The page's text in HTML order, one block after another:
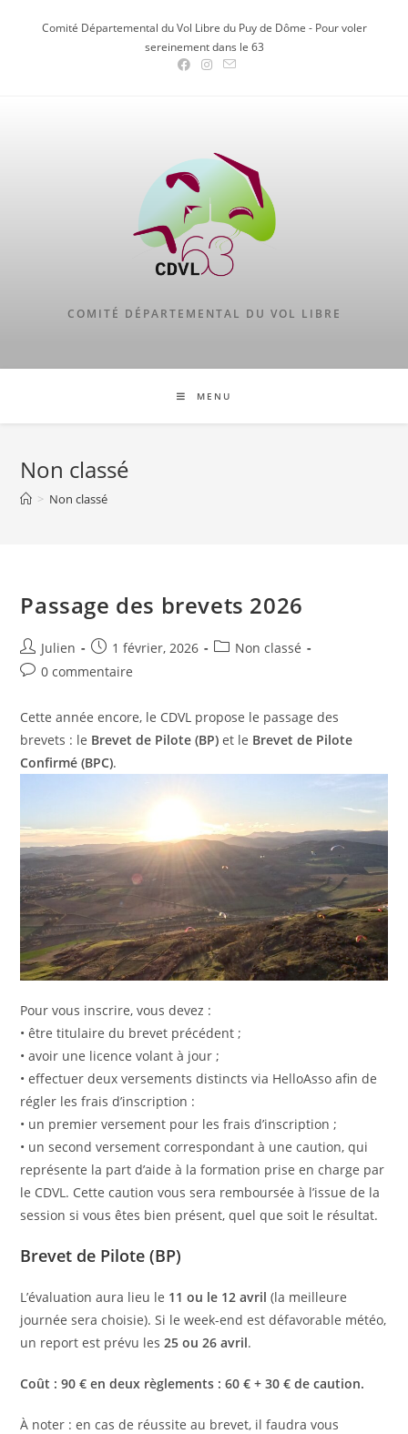
Comité Départemental du Vol Libre du Puy de Dôme - Pour voler
sereinement dans le 63
COMITÉ DÉPARTEMENTAL DU VOL LIBRE
MENU
Non classé
> Non classé
Passage des brevets 2026
Auteur/autrice
de
Julien
Post
published:
1 février, 2026
PostNon classé
Post0 commentaire
Cette année encore, le CDVL propose le passage des
brevets : le Brevet de Pilote (BP) et le Brevet de Pilote
Confirmé (BPC).
Pour vous inscrire, vous devez :
•⁠ ⁠être titulaire du brevet précédent ;
•⁠ ⁠avoir une licence volant à jour ;
•⁠ ⁠effectuer deux versements distincts via HelloAsso afin de
régler les frais d’inscription :
•⁠ ⁠un premier versement pour les frais d’inscription ;
•⁠ ⁠un second versement correspondant à une caution, qui
représente la part d’aide à la formation prise en charge par
le CDVL. Cette caution vous sera remboursée à l’issue de la
session si vous êtes bien présent, quel que soit le résultat.
Brevet de Pilote (BP)
L’évaluation aura lieu le 11 ou le 12 avril (la meilleure
journée sera choisie). Si le week-end est défavorable météo,
un report est prévu les25 ou 26 avril.
Coût : 90 € en deux règlements : 60 € + 30 € de caution.
À noter : en cas de réussite au brevet, il faudra vous